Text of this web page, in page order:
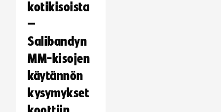
kotikisoista
–
Salibandyn
MM-kisojen
käytännön
kysymykset